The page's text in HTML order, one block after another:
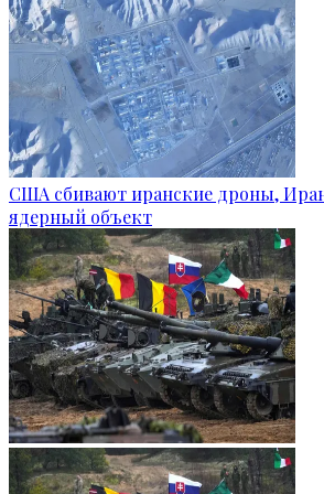
США сбивают иранские дроны,
ядерный объект